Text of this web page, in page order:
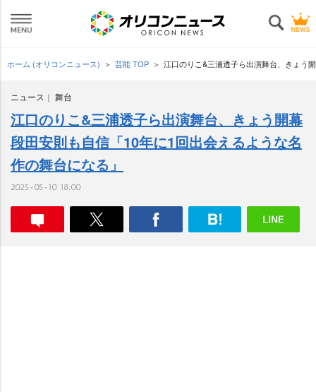
ホーム (オリコンニュース) 芸能 TOP 江口のりこ&三浦透子ら出演舞台、きょう
ニュース 舞台
江口のりこ&三浦透子ら出演舞台、きょう開幕
段田安則も自信「10年に1回出会えるような名
作の舞台になる」
2025-05-10 18:00